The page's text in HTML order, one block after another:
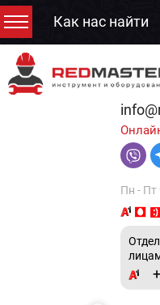
Как нас найти
Пн - Пт